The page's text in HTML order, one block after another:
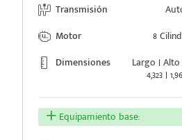
Transmisión
Motor
8
Dimensiones
Largo |
4,323 |
Equipamiento base: